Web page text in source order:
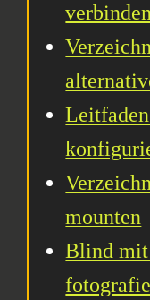
mounten
Blind mit